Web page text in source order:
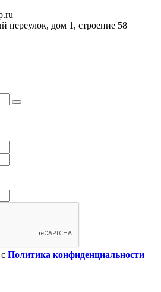
переулок, дом 1, строение 58
Политика конфиденциальности